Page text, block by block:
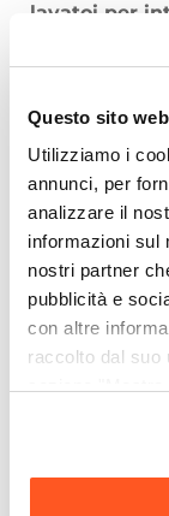
Questo sito
Utilizziamo i
annunci, per
analizzare il
informazioni sul
nostri partner
pubblicità e
con altre
raccolto dal suo
momento. Per
lavatoi per
mm, con
di ripiani
La sua
praticità: in
diventa un
nostre
lavanderia e
Riepilogo